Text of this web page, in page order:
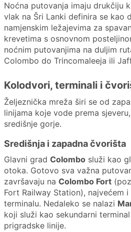
Noćna putovanja imaju drukčiju
vlak na Šri Lanki definira se kao
namjenskim ležajevima za
krevetima s osnovnom
noćnim putovanjima na duljim
Colombo do Trincomaleeja ili
Kolodvori, terminali i
Željeznička mreža širi se od
linijama koje vode prema
središnje gorje.
Središnja i zapadna čvorišta
Glavni grad Colombo služi kao
otoka. Gotovo sva važna
završavaju na Colombo Fort
Fort Railway Station), najvećem
terminalu. Nedaleko se nalazi
koji služi kao sekundarni
prigradske linije.